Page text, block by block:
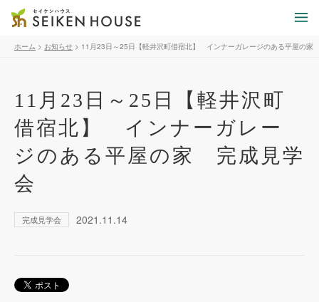
ホーム > お知らせ > 11月23日～25日【軽井沢町借宿北】 インナーガレージのある平屋の
11月23日～25日【軽井沢町
借宿北】 インナーガレー
ジのある平屋の家 完成見学
会
完成見学会 2021.11.14